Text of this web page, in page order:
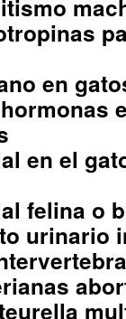
en
en el
felina o
urinario